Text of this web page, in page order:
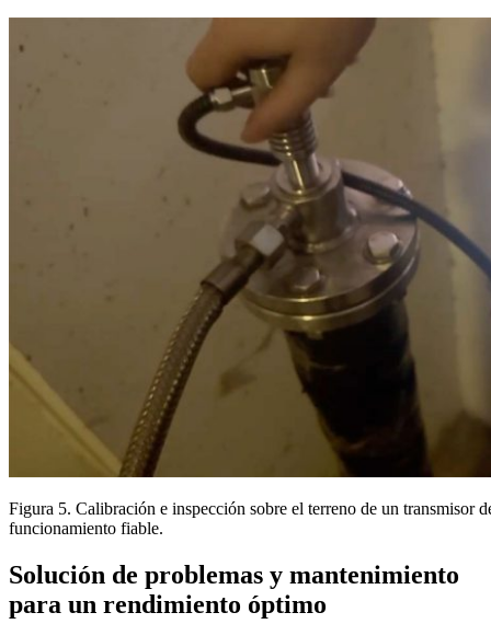
Figura 5. Calibración e inspección sobre el terreno de un transmisor
funcionamiento fiable.
Solución de problemas y mantenimiento
para un rendimiento óptimo